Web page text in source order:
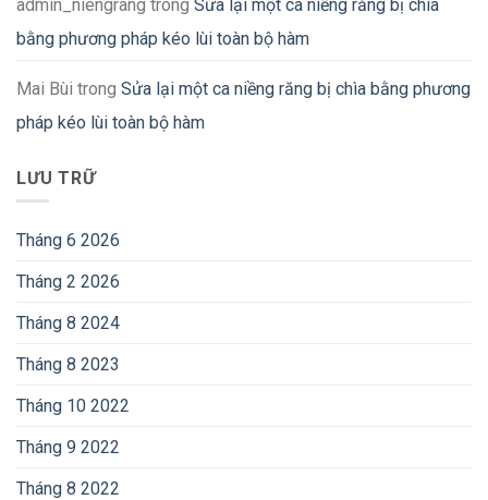
admin_niengrang trong Sửa lại một ca niềng răng bị chìa
bằng phương pháp kéo lùi toàn bộ hàm
Mai Bùi trong Sửa lại một ca niềng răng bị chìa bằng phương
pháp kéo lùi toàn bộ hàm
LƯU TRỮ
Tháng 6 2026
Tháng 2 2026
Tháng 8 2024
Tháng 8 2023
Tháng 10 2022
Tháng 9 2022
Tháng 8 2022